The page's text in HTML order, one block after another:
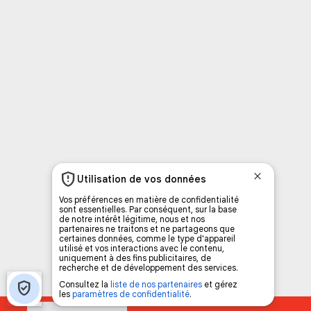
À partir de votre téléphone, allez sur le site
Ensuite cliquez sur l’icône situé au bas de votre
(celui qui représente un carré incluant une flèche
Cliquez maintenant sur l’option Ajouter sur
Faites Enregistrer en haut à droite.
Et voilà! Toutes les infos et l’écoute de votre radio
Audio